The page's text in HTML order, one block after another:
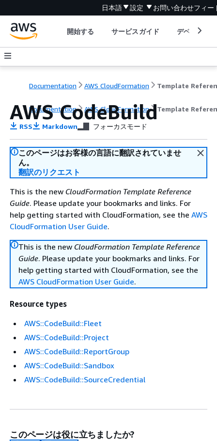
日本語 設定 お問い合わせフィー
開始する サービスガイド デベロッパ
Documentation AWS CloudFormation Template
Documentation AWS CloudFormation Template
AWS CodeBuild
RSS Markdown フォーカスモード
このページはお客様の言語に翻訳されていませ
ん。
翻訳のリクエスト
This is the new CloudFormation Template Reference
Guide. Please update your bookmarks and links. For
help getting started with CloudFormation, see the AWS
CloudFormation User Guide.
This is the new CloudFormation Template Reference
Guide. Please update your bookmarks and links. For
help getting started with CloudFormation, see the
AWS CloudFormation User Guide.
Resource types
AWS::CodeBuild::Fleet
AWS::CodeBuild::Project
AWS::CodeBuild::ReportGroup
AWS::CodeBuild::Sandbox
AWS::CodeBuild::SourceCredential
このページは役に立ちましたか?